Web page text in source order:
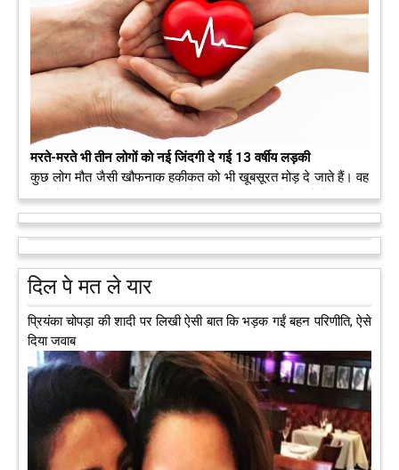
मरते-मरते भी तीन लोगों को नई जिंदगी दे गई 13 वर्षीय लड़की
कुछ लोग मौत जैसी खौफनाक हकीकत को भी खूबसूरत मोड़ दे जाते हैं। वह
मरने के बाद भी इस धरती पर अपने आप को जीवित छोड़ ज़ाते हैं। दुनिया
को अलविदा कह चुकी 13 वर्षीय लड़की के अंगदान से 3 जरूरतमंद लोगों
को नई जिंदगी मिल गई।आगे पढ़ें
अब एक आइडिया बदलेगा हिमाचल के युवाओं की किस्मत, जानिए कैसे
हमीरपुर में अब एक आइडिया युवाओं की किस्मत बदलने जा रहा है। भारत
सरकार के स्टार्टअप मिशन के तहत सबंधित टीम मोबाइल वैन के जरिए पूरे
देश के कोने-कोने में घूमकर नए स्टार्ट अप स्थापित करने की चाह रखने
दिल पे मत ले यार
प्रियंका चोपड़ा की शादी पर लिखी ऐसी बात कि भड़क गईं बहन परिणीति, ऐसे
दिया जवाब